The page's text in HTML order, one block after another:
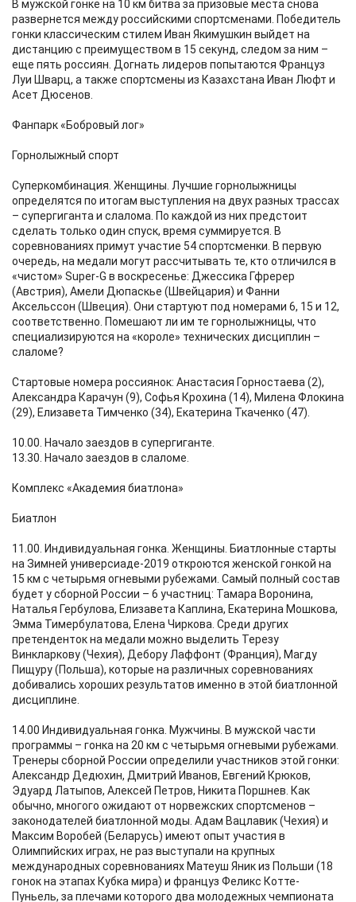
В мужской гонке на 10 км битва за призовые места снова
развернется между российскими спортсменами. Победитель
гонки классическим стилем Иван Якимушкин выйдет на
дистанцию с преимуществом в 15 секунд, следом за ним –
еще пять россиян. Догнать лидеров попытаются Француз
Луи Шварц, а также спортсмены из Казахстана Иван Люфт и
Асет Дюсенов.
Фанпарк «Бобровый лог»
Горнолыжный спорт
Суперкомбинация. Женщины. Лучшие горнолыжницы
определятся по итогам выступления на двух разных трассах
– супергиганта и слалома. По каждой из них предстоит
сделать только один спуск, время суммируется. В
соревнованиях примут участие 54 спортсменки. В первую
очередь, на медали могут рассчитывать те, кто отличился в
«чистом» Super-G в воскресенье: Джессика Гфререр
(Австрия), Амели Дюпаскье (Швейцария) и Фанни
Аксельссон (Швеция). Они стартуют под номерами 6, 15 и 12,
соответственно. Помешают ли им те горнолыжницы, что
специализируются на «короле» технических дисциплин –
слаломе?
Стартовые номера россиянок: Анастасия Горностаева (2),
Александра Карачун (9), Софья Крохина (14), Милена Флокина
(29), Елизавета Тимченко (34), Екатерина Ткаченко (47).
10.00. Начало заездов в супергиганте.
13.30. Начало заездов в слаломе.
Комплекс «Академия биатлона»
Биатлон
11.00. Индивидуальная гонка. Женщины. Биатлонные старты
на Зимней универсиаде-2019 откроются женской гонкой на
15 км с четырьмя огневыми рубежами. Самый полный состав
будет у сборной России – 6 участниц: Тамара Воронина,
Наталья Гербулова, Елизавета Каплина, Екатерина Мошкова,
Эмма Тимербулатова, Елена Чиркова. Среди других
претенденток на медали можно выделить Терезу
Винкларкову (Чехия), Дебору Лаффонт (Франция), Магду
Пищуру (Польша), которые на различных соревнованиях
добивались хороших результатов именно в этой биатлонной
дисциплине.
14.00 Индивидуальная гонка. Мужчины. В мужской части
программы – гонка на 20 км с четырьмя огневыми рубежами.
Тренеры сборной России определили участников этой гонки:
Александр Дедюхин, Дмитрий Иванов, Евгений Крюков,
Эдуард Латыпов, Алексей Петров, Никита Поршнев. Как
обычно, многого ожидают от норвежских спортсменов –
законодателей биатлонной моды. Адам Вацлавик (Чехия) и
Максим Воробей (Беларусь) имеют опыт участия в
Олимпийских играх, не раз выступали на крупных
международных соревнованиях Матеуш Яник из Польши (18
гонок на этапах Кубка мира) и француз Феликс Котте-
Пуньель, за плечами которого два молодежных чемпионата